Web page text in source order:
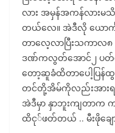
လား အမှန်အကန်လားမသိ
တယ်လေ။ အဲဒီလို ယောင်္
တာလေ့လာပြီးသကာလ၈
ဒဏ်ကလွတ်အောင်၂ ပ
တော့ဆူခံထိတာပေါ့ပြန်
တင်တို့အိမ်ကိုလည်းအားရ
အဲဒီမှာ နှာဘူးကျတာက က
ထိငု်ဖတ်တယ် .. မီးဖိုချေ